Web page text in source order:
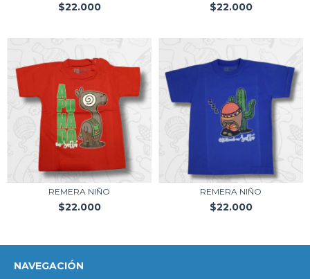
$22.000 $22.000
REMERA NIÑO
$22.000
REMERA NIÑO
$22.000
NAVEGACIÓN